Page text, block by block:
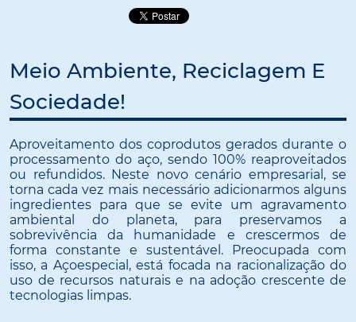
Meio Ambiente, Reciclagem E
Sociedade!
Aproveitamento dos coprodutos gerados durante o
processamento do aço, sendo 100% reaproveitados
ou refundidos. Neste novo cenário empresarial, se
torna cada vez mais necessário adicionarmos alguns
ingredientes para que se evite um agravamento
ambiental do planeta, para preservamos a
sobrevivência da humanidade e crescermos de
forma constante e sustentável. Preocupada com
isso, a Açoespecial, está focada na racionalização do
uso de recursos naturais e na adoção crescente de
tecnologias limpas.